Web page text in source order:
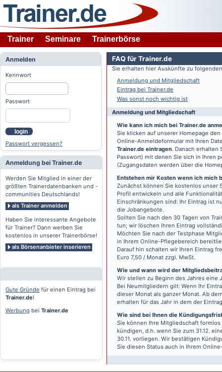
Trainer Seminare Trainerbörse
Anmelden
Kennwort
Passwort
login
Passwort vergessen?
Anmeldung bei Trainer.de
Werden Sie Mitglied in einer der
größten Trainerdatenbanken und -
communities Deutschlands!
als Trainer anmelden
Haben Sie interessante Angebote
für Trainer? Dann werben Sie
kostenlos in unserer Trainerbörse!
als Börsenanbieter inserieren
Gute Gründe für einen Eintrag bei
Trainer.de!
Werbung bei Trainer.de
FAQ für Trainer.de
Sie erhalten hier Auskünfte zu
Anmeldung und Mitgliedschaft
Eintrag bei Trainer.de
Was sonst noch wichtig ist
Anmeldung und Mitgliedschaft
Wie kann ich mich bei Trainer.de
Sie klicken auf unserer Homepage
Online-Anmeldeformular mit Ihren
Trainer.de eintragen. Danach erhalten
Passwort) mit denen Sie sich in Ihren
(Zugangsdaten werden über die
Entstehen mir Kosten wenn ich mich
Zunächst können Sie kostenlos unser
Profil entwickeln und alle
Einschränkungen sind: Ihr Eintrag ist
die Jobangebote.
Sollten Sie nach den 30 Tagen von
tun; wir löschen Ihren Eintrag
Möchten Sie nach der Testphase
in Ihrem Online-Pflegebereich
Darauf hin schalten wir Ihren Eintrag
Euro 7,50 / Monat zzgl. MwSt.
Wie und wann wird der
Wir stellen zu Beginn des Jahres eine
Bei Neumitgliedern gilt: Wenn Ihr
dieser Monat als ganzer Monat. Ab
erhalten für das Jahr in dem der
Wie sind bei Ihnen die
Sie können Ihre Mitgliedschaft
kündigen, d.h. wenn Sie zum 31.12.
30.11. vorliegen. Wir bestätigen
Sie diesen Status auch in Ihrem